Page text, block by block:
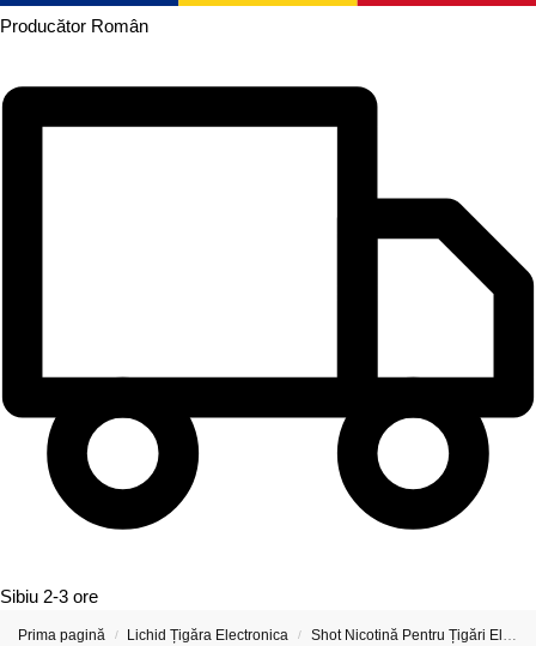
Producător Român
Sibiu 2-3 ore
Prima pagină / Lichid Țigăra Electronica / Shot Nicotină Pentru Țigări Electronice (Nicshoturi si Nicsalturi)